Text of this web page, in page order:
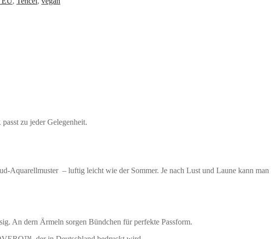
zu jeder Gelegenheit.
Aquarellmuster – luftig leicht wie der Sommer. Je nach Lust und Laune kann
An dern Ärmeln sorgen Bündchen für perfekte Passform.